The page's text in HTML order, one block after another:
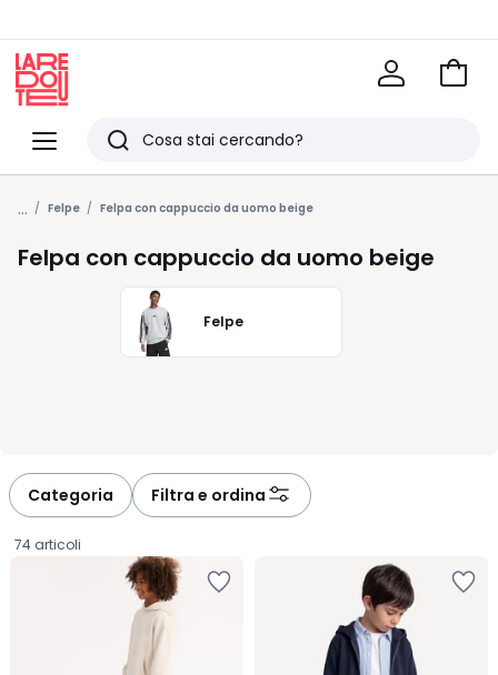
Menu
Redoute
Ricerca
Ultimi
articoli
visti
Vai
... Felpe Felpa con cappuccio da uomo beige
Felpa con cappuccio da uomo beige
Felpe
Categoria Filtra e ordina
74 articoli